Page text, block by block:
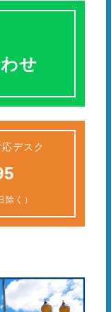
せ
デスク
く）